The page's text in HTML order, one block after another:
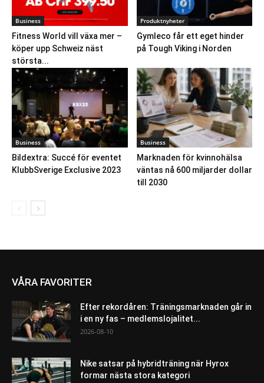
Business
Fitness World vill växa mer –
köper upp Schweiz näst
största...
Produktnyheter
Gymleco får ett eget hinder
på Tough Viking i Norden
Business
Bildextra: Succé för eventet
KlubbSverige Exclusive 2023
Business
Marknaden för kvinnohälsa
väntas nå 600 miljarder dollar
till 2030
VÅRA FAVORITER
Efter rekordåren: Träningsmarknaden går in
i en ny fas – medlemslojalitet...
2026-08-10
Nike satsar på hybridträning när Hyrox
formar nästa stora kategori